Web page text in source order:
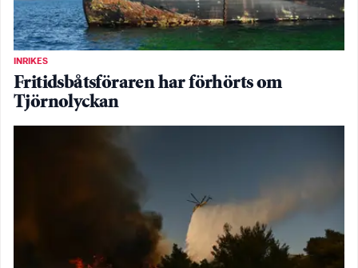
INRIKES
Fritidsbåtsföraren har förhörts om
Tjörnolyckan